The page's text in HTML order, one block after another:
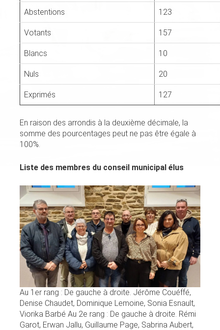
Abstentions 123
Votants 157
Blancs 10
Nuls 20
Exprimés 127
En raison des arrondis à la deuxième décimale, la
somme des pourcentages peut ne pas être égale à
100%.
Liste des membres du conseil municipal élus
Au 1er rang : De gauche à droite. Jérôme Couéffé,
Denise Chaudet, Dominique Lemoine, Sonia Esnault,
Viorika Barbé Au 2e rang : De gauche à droite. Rémi
Garot, Erwan Jallu, Guillaume Page, Sabrina Aubert,